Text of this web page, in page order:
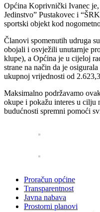
Općina Koprivnički Ivanec
Jedinstvo” Pustakovec i
sportski objekt kod
Članovi spomenutih udruga
obojali i osvježili unutarnje
klupe), a Općina je u cijeloj
strane na način da je
ukupnoj vrijednosti od
Maksimalno podržavamo
okupe i pokažu interes u cilju
budućnosti spremni pomoći
Proračun općine
Transparentnost
Javna nabava
Prostorni planovi